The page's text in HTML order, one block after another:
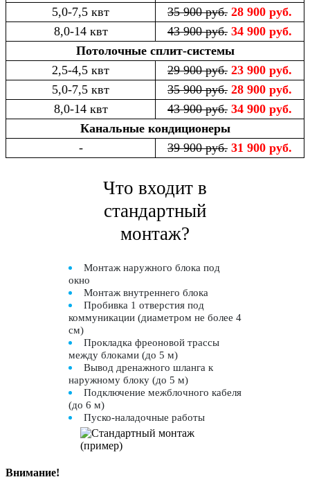
5,0-7,5 квт 35 900 руб. 28 900 руб.
8,0-14 квт
43 900 руб. 34 900 руб.
Потолочные сплит-системы
2,5-4,5 квт
29 900 руб. 23 900 руб.
5,0-7,5 квт
35 900 руб. 28 900 руб.
8,0-14 квт
43 900 руб. 34 900 руб.
Канальные кондиционеры
-
39 900 руб. 31 900 руб.
Что входит в
стандартный
монтаж?
Монтаж наружного блока под
окно
Монтаж внутреннего блока
Пробивка 1 отверстия под
коммуникации (диаметром не более 4
см)
Прокладка фреоновой трассы
между блоками (до 5 м)
Вывод дренажного шланга к
наружному блоку (до 5 м)
Подключение межблочного кабеля
(до 6 м)
Пуско-наладочные работы
Внимание!